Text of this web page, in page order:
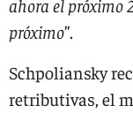
ahora el próximo
próximo”.
Schpoliansky
retributivas, el